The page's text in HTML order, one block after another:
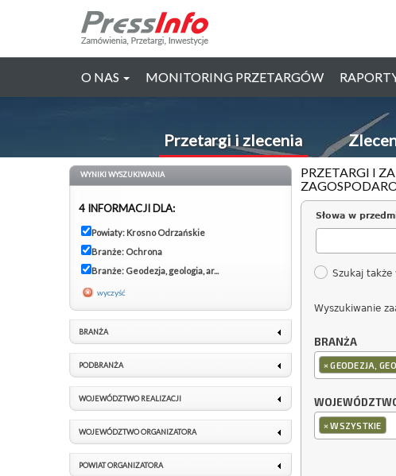
O NAS MONITORING PRZETARGÓW
Przetargi i zlecenia
PRZETARGI I
Słowa w
Szukaj także
Wyszukiwanie
BRANŻA
×GEODEZJA,
×WSZYSTKIE
WYNIKI WYSZUKIWANIA
4 INFORMACJI DLA:
Powiaty: Krosno Odrzańskie
Branże: Ochrona
Branże: Geodezja, geologia, ar...
wyczyść
BRANŻA
PODBRANŻA
WOJEWÓDZTWO REALIZACJI
WOJEWÓDZTWO ORGANIZATORA
POWIAT ORGANIZATORA